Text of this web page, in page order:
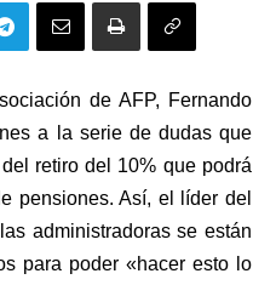
de AFP, Fernando
a la serie de dudas que
retiro del 10% que podrá
pensiones. Así, el líder del
administradoras se están
para poder «hacer esto lo